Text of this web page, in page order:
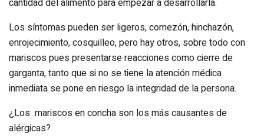
cantidad del alimento para empezar a desarrollarla.
Los síntomas pueden ser ligeros, comezón, hinchazón,
enrojecimiento, cosquilleo, pero hay otros, sobre todo con
mariscos pues presentarse reacciones como cierre de
garganta, tanto que si no se tiene la atención médica
inmediata se pone en riesgo la integridad de la persona.
¿Los mariscos en concha son los más causantes de
alérgicas?